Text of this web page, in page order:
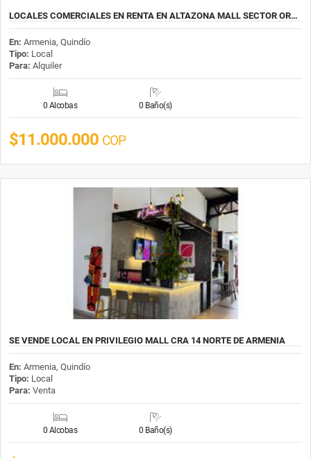
LOCALES COMERCIALES EN RENTA EN ALTAZONA MALL SECTOR OR…
En: Armenia, Quindío
Tipo: Local
Para: Alquiler
0 Alcobas 0 Baño(s)
$11.000.000 COP
SE VENDE LOCAL EN PRIVILEGIO MALL CRA 14 NORTE DE ARMENIA
En: Armenia, Quindío
Tipo: Local
Para: Venta
0 Alcobas 0 Baño(s)